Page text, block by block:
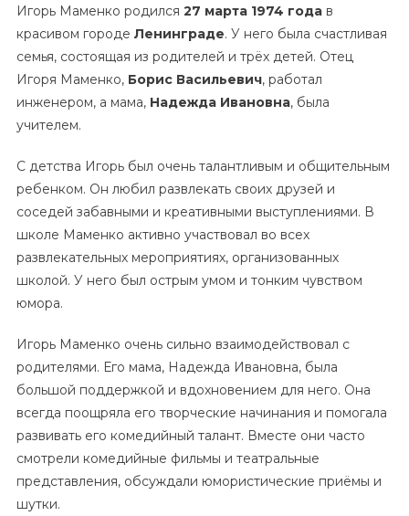
Игорь Маменко родился 27 марта 1974 годав
красивом городе Ленинграде. У него была счастливая
семья, состоящая из родителей и трёх детей. Отец
Игоря Маменко, Борис Васильевич, работал
инженером, а мама, Надежда Ивановна, была
учителем.
С детства Игорь был очень талантливым и общительным
ребенком. Он любил развлекать своих друзей и
соседей забавными и креативными выступлениями. В
школе Маменко активно участвовал во всех
развлекательных мероприятиях, организованных
школой. У него был острым умом и тонким чувством
юмора.
Игорь Маменко очень сильно взаимодействовал с
родителями. Его мама, Надежда Ивановна, была
большой поддержкой и вдохновением для него. Она
всегда поощряла его творческие начинания и помогала
развивать его комедийный талант. Вместе они часто
смотрели комедийные фильмы и театральные
представления, обсуждали юмористические приёмы и
шутки.